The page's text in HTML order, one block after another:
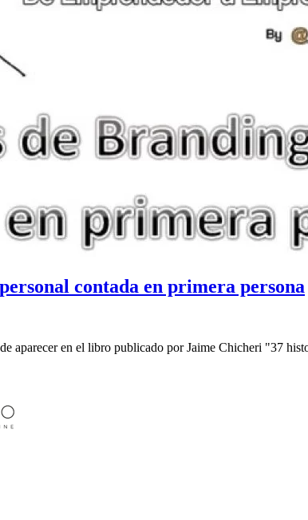
contada en primera persona
aparecer en el libro publicado por Jaime Chicheri "37